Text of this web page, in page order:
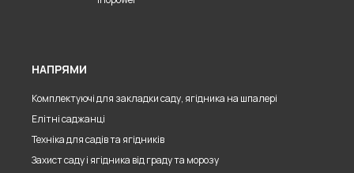
НАПРЯМИ
Комплектуючі для закладки саду, ягідника на шпалері
Елітні саджанці
Техніка для садів та ягідників
Захист саду і ягідника від граду та морозу